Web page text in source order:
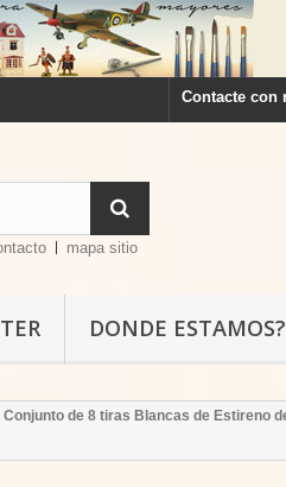
Contacte con
mapa sitio
DONDE ESTAMOS?
Conjunto de 8 tiras Blancas de Estireno